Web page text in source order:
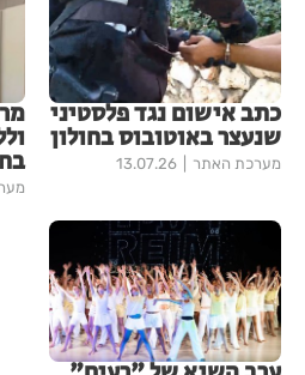
כתב אישום נגד פלסטיני
שנעצר באוטובוס בחולון
מערכת האתר 13.07.26